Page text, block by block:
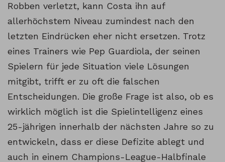
Robben verletzt, kann Costa ihn auf
allerhöchstem Niveau zumindest nach den
letzten Eindrücken eher nicht ersetzen. Trotz
eines Trainers wie Pep Guardiola, der seinen
Spielern für jede Situation viele Lösungen
mitgibt, trifft er zu oft die falschen
Entscheidungen. Die große Frage ist also, ob es
wirklich möglich ist die Spielintelligenz eines
25-jährigen innerhalb der nächsten Jahre so zu
entwickeln, dass er diese Defizite ablegt und
auch in einem Champions-League-Halbfinale